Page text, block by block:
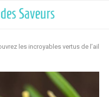
les incroyables vertus de l’ail